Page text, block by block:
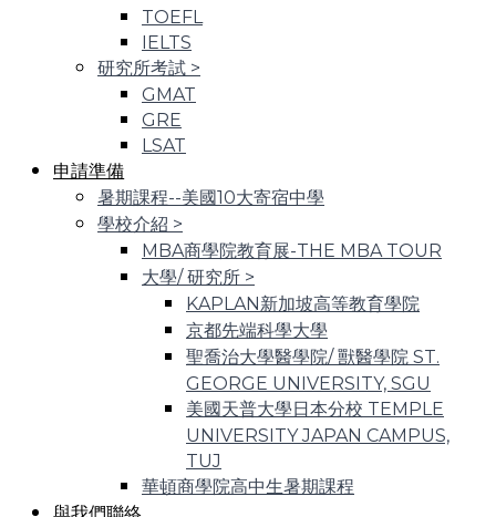
TOEFL
IELTS
研究所考試 >
GMAT
GRE
LSAT
申請準備
暑期課程--美國10大寄宿中學
學校介紹 >
MBA商學院教育展-THE MBA TOUR
大學/ 研究所 >
KAPLAN新加坡高等教育學院
京都先端科學大學
聖喬治大學醫學院/ 獸醫學院 ST.
GEORGE UNIVERSITY, SGU
美國天普大學日本分校 TEMPLE
UNIVERSITY JAPAN CAMPUS,
TUJ
華頓商學院高中生暑期課程